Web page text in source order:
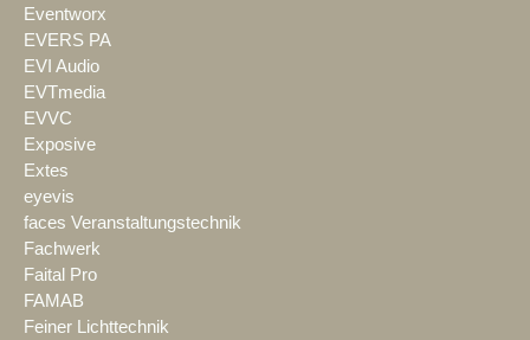
Eventworx
EVERS PA
EVI Audio
EVTmedia
EVVC
Exposive
Extes
eyevis
faces Veranstaltungstechnik
Fachwerk
Faital Pro
FAMAB
Feiner Lichttechnik